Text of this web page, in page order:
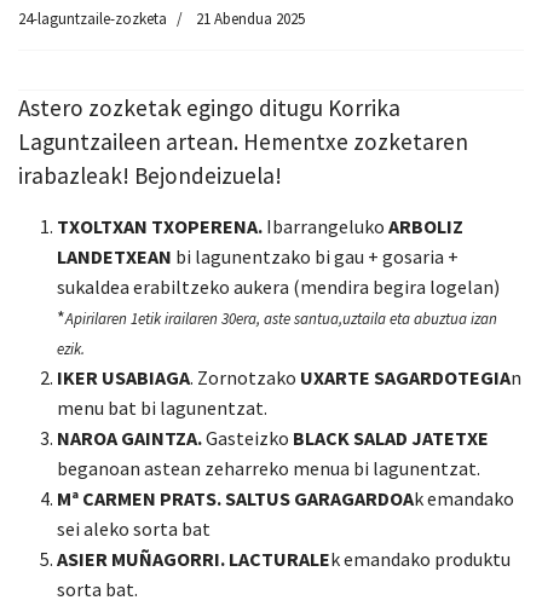
24-laguntzaile-zozketa 21 Abendua 2025
Astero zozketak egingo ditugu Korrika
Laguntzaileen artean. Hementxe zozketaren
irabazleak! Bejondeizuela!
TXOLTXAN TXOPERENA. Ibarrangeluko ARBOLIZ
LANDETXEAN bi lagunentzako bi gau + gosaria +
sukaldea erabiltzeko aukera (mendira begira logelan)
*Apirilaren 1etik irailaren 30era, aste santua,uztaila eta abuztua izan
ezik.
IKER USABIAGA. Zornotzako UXARTE SAGARDOTEGIAn
menu bat bi lagunentzat.
NAROA GAINTZA.Gasteizko BLACK SALAD JATETXE
beganoan astean zeharreko menua bi lagunentzat.
Mª CARMEN PRATS. SALTUS GARAGARDOAk emandako
sei aleko sorta bat
ASIER MUÑAGORRI. LACTURALEk emandako produktu
sorta bat.